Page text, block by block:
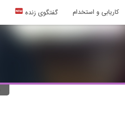
کاریابی و استخدام گفتگوی زنده